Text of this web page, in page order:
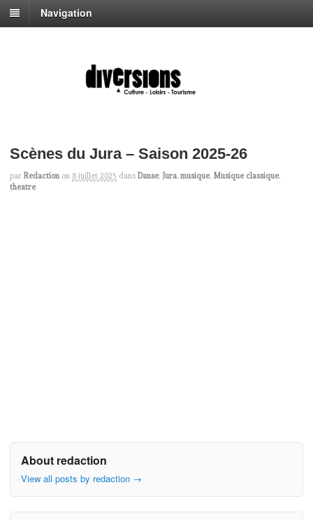
Navigation
Scènes du Jura – Saison 2025-26
par Redaction on 8 juillet 2025 dans Danse, Jura, musique, Musique classique,
theatre
About redaction
View all posts by redaction →